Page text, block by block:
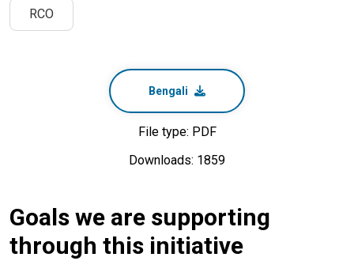
RCO
Bengali
File type: PDF
Downloads: 1859
Goals we are supporting
through this initiative